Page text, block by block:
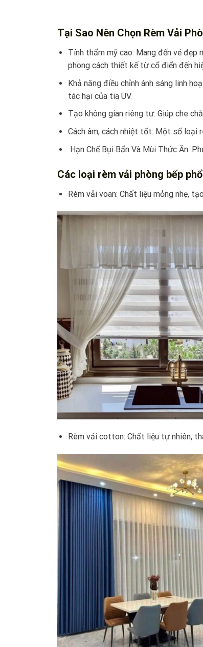
Tại Sao Nên Chọn Rèm Vải
Tính thẩm mỹ cao: Mang đến vẻ đẹp
phong cách thiết kế từ cổ điển đến
Khả năng điều chỉnh ánh sáng linh
tác hại của tia UV.
Tạo không gian riêng tư: Giúp che
Cách âm, cách nhiệt tốt: Một số loại
Hạn Chế Bụi Bẩn Và Mùi Thức Ăn:
Các loại rèm vải phòng bếp
Rèm vải voan: Chất liệu mỏng nhẹ,
Rèm vải cotton: Chất liệu tự nhiên,